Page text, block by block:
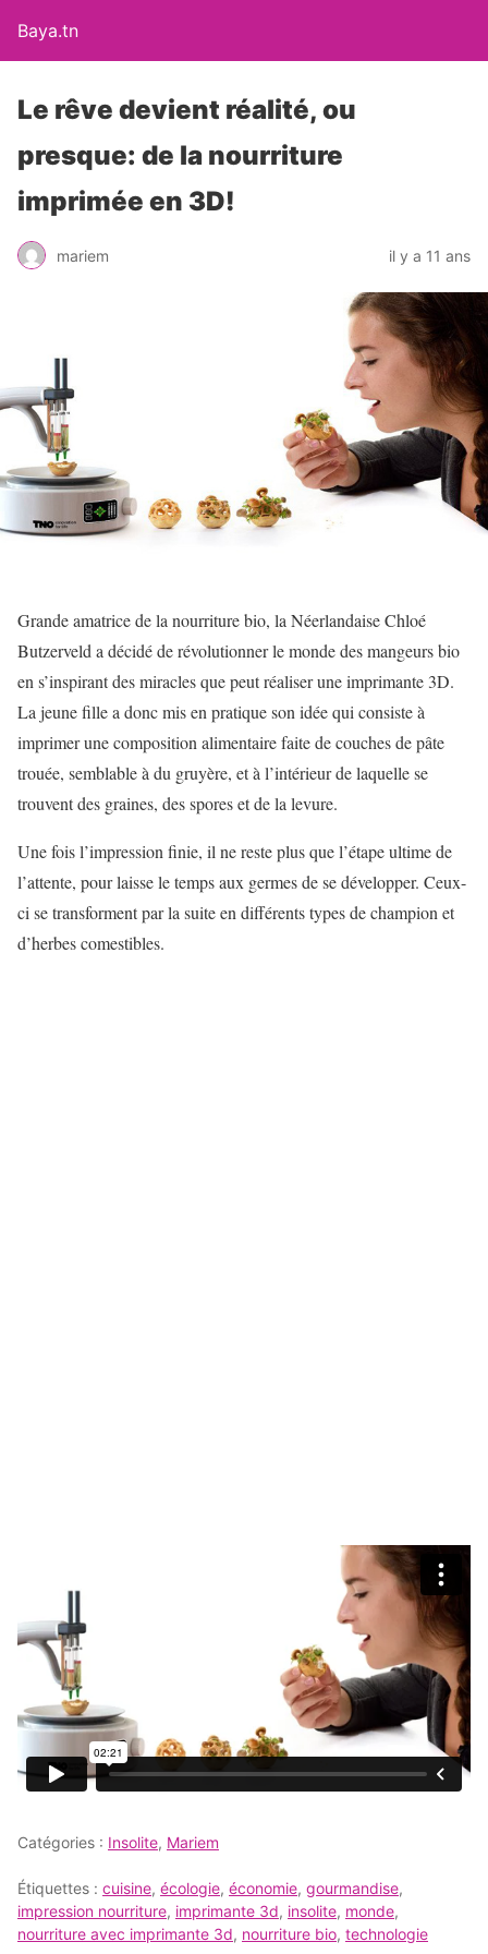
Baya.tn
Le rêve devient réalité, ou
presque: de la nourriture
imprimée en 3D!
mariem il y a 11 ans
Grande amatrice de la nourriture bio, la Néerlandaise Chloé
Butzerveld a décidé de révolutionner le monde des mangeurs bio
en s’inspirant des miracles que peut réaliser une imprimante 3D.
La jeune fille a donc mis en pratique son idée qui consiste à
imprimer une composition alimentaire faite de couches de pâte
trouée, semblable à du gruyère, et à l’intérieur de laquelle se
trouvent des graines, des spores et de la levure.
Une fois l’impression finie, il ne reste plus que l’étape ultime de
l’attente, pour laisse le temps aux germes de se développer. Ceux-
ci se transforment par la suite en différents types de champion et
d’herbes comestibles.
Catégories : Insolite, Mariem
Étiquettes : cuisine, écologie, économie, gourmandise,
impression nourriture, imprimante 3d, insolite, monde,
nourriture avec imprimante 3d, nourriture bio, technologie